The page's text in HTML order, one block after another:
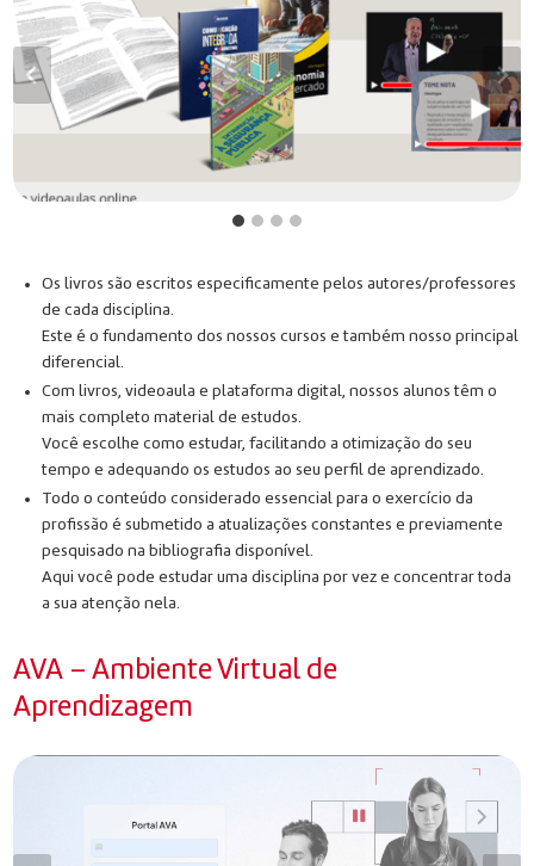
Os livros são escritos especificamente pelos autores/professores
de cada disciplina.
Este é o fundamento dos nossos cursos e também nosso principal
diferencial.
Com livros, videoaula e plataforma digital, nossos alunos têm o
mais completo material de estudos.
Você escolhe como estudar, facilitando a otimização do seu
tempo e adequando os estudos ao seu perfil de aprendizado.
Todo o conteúdo considerado essencial para o exercício da
profissão é submetido a atualizações constantes e previamente
pesquisado na bibliografia disponível.
Aqui você pode estudar uma disciplina por vez e concentrar toda
a sua atenção nela.
AVA – Ambiente Virtual de
Aprendizagem